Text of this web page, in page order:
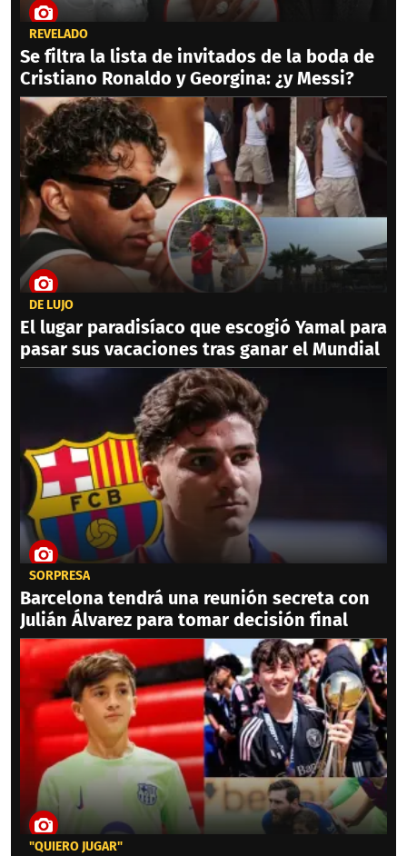
REVELADO
Se filtra la lista de invitados de la boda de
Cristiano Ronaldo y Georgina: ¿y Messi?
DE LUJO
El lugar paradisíaco que escogió Yamal para
pasar sus vacaciones tras ganar el Mundial
SORPRESA
Barcelona tendrá una reunión secreta con
Julián Álvarez para tomar decisión final
"QUIERO JUGAR"